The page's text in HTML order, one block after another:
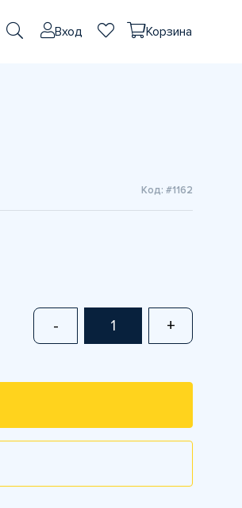
Вход Корзина
Код: #1162
- +